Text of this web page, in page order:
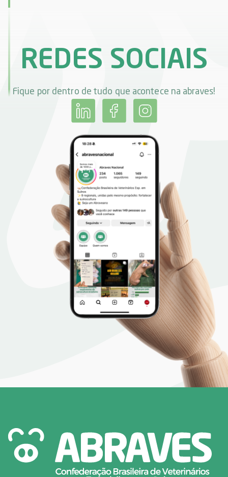
REDES SOCIAIS
Fique por dentro de tudo que acontece na abraves!